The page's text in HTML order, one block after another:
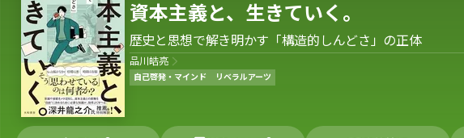
資本主義と、生きていく。
歴史と思想で解き明かす「構造的しんどさ」の正体
品川皓亮
自己啓発・マインド リベラルアーツ